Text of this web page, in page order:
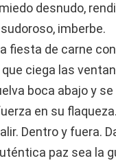
desnudo,
imberbe.
fiesta de carne
ciega las
boca abajo y
en su
Dentro y fuera.
paz sea la